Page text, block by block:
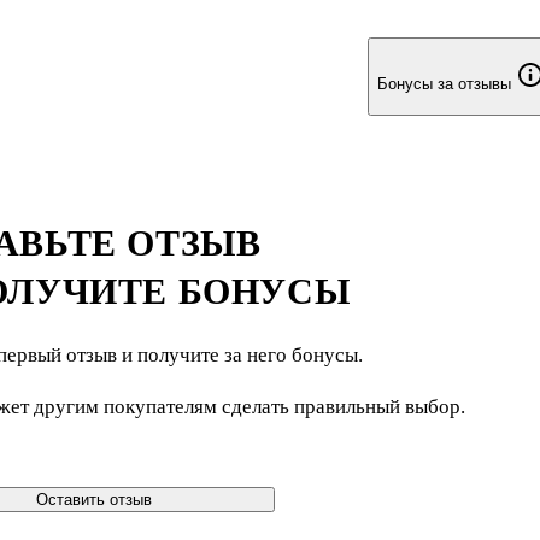
Бонусы за отзывы
ОТЗЫВ
БОНУСЫ
отзыв и получите за него бонусы.
другим покупателям сделать правильный выбор.
Оставить отзыв